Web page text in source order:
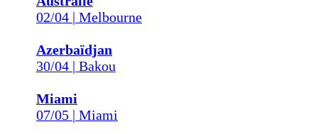
02/04 | Melbourne
Azerbaïdjan
30/04 | Bakou
Miami
07/05 | Miami